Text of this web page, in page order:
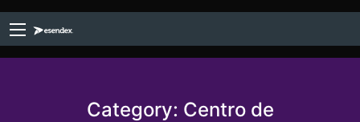
Category: Centro de